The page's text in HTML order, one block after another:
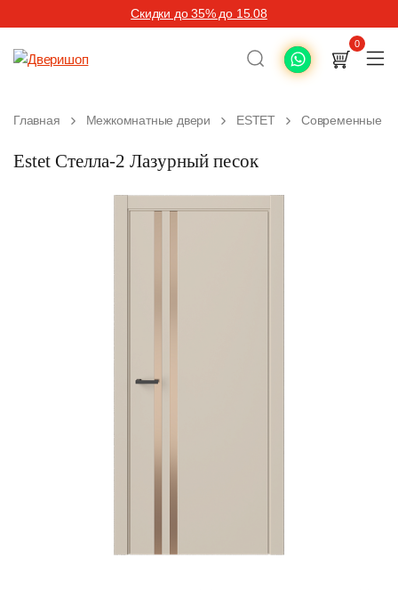
Скидки до 35% до 15.08
0
Главная Межкомнатные двери ESTET Современные
Estet Стелла-2 Лазурный песок